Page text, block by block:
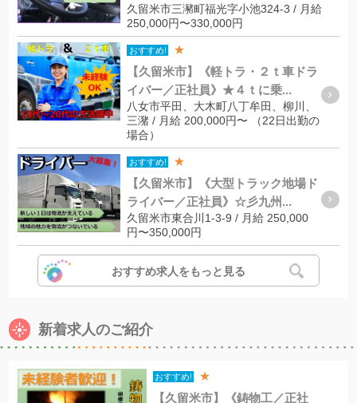
久留米市三瀦町福光字小池324-3 / 月給
250,000円〜330,000円
おすすめ! ★
【久留米市】《軽トラ・２ｔ車ドラ
イバー／正社員》★４ｔに乗...
八女市平田、大木町八丁牟田、柳川、
三潴 / 月給 200,000円〜 （22日出勤の
場合）
おすすめ! ★
【久留米市】《大型トラック地場ド
ライバー／正社員》☆彡九州...
久留米市東合川1-3-9 / 月給 250,000
円〜350,000円
おすすめ求人をもっと見る
新着求人のご紹介
おすすめ! ★
【久留米市】《鋳物工／正社